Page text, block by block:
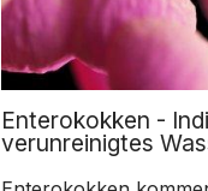
Enterokokken -
verunreinigtes